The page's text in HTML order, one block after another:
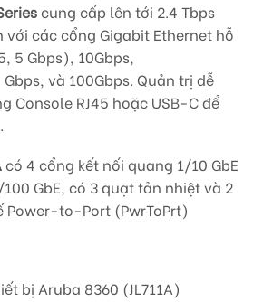
cung cấp lên tới 2.4 Tbps
các cổng Gigabit Ethernet hỗ
5 Gbps), 10Gbps,
và 100Gbps. Quản trị dễ
Console RJ45 hoặc USB-C để
có 4 cổng kết nối quang 1/10 GbE
GbE, có 3 quạt tản nhiệt và 2
Power-to-Port (PwrToPrt)
bị Aruba 8360 (JL711A)